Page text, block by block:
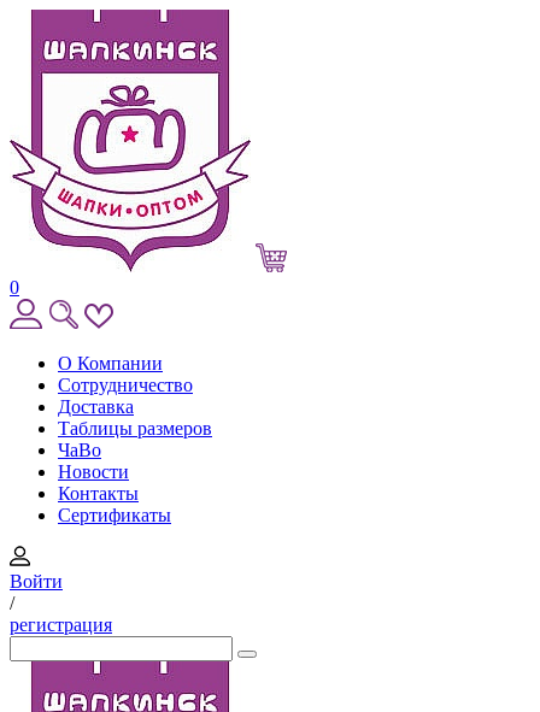
0
О Компании
Сотрудничество
Доставка
Таблицы размеров
ЧаВо
Новости
Контакты
Сертификаты
Войти
/
регистрация